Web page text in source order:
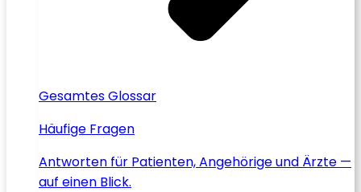
Gesamtes Glossar
Häufige Fragen
Antworten für Patienten, Angehörige und Ärzte —
auf einen Blick.